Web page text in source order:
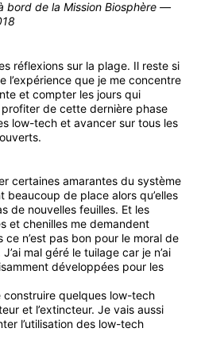
bord de la Mission Biosphère —
réflexions sur la plage. Il reste si
l’expérience que je me concentre
et compter les jours qui
de cette dernière phase
low-tech et avancer sur tous les
certaines amarantes du système
beaucoup de place alors qu’elles
de nouvelles feuilles. Et les
et chenilles me demandent
n’est pas bon pour le moral de
mal géré le tuilage car je n’ai
développées pour les
construire quelques low-tech
et l’extincteur. Je vais aussi
l’utilisation des low-tech